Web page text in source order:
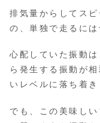
排気量からしてス
の、単独で走るに
心配していた振動
ら発生する振動が
いレベルに落ち着き
でも、この美味し